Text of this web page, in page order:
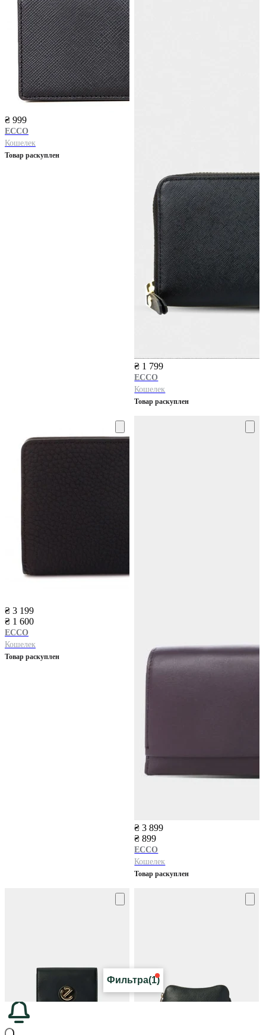
₴ 999
ECCO
Кошелек
Товар раскуплен
₴ 1 799
ECCO
Кошелек
Товар раскуплен
₴ 3 199
₴ 1 600
ECCO
Кошелек
Товар раскуплен
₴ 3 899
₴ 899
ECCO
Кошелек
Товар раскуплен
Фильтра(1)